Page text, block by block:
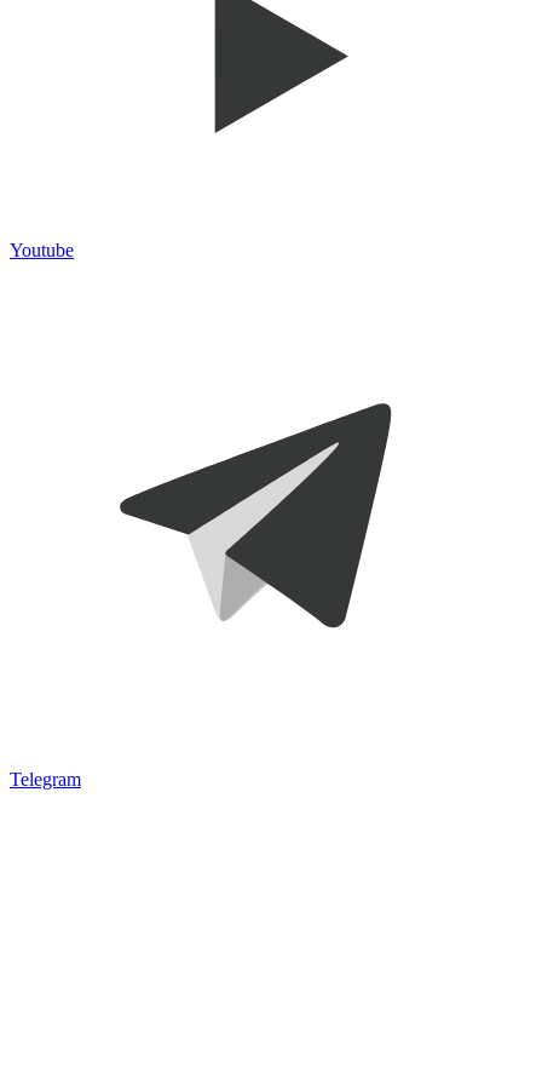
Youtube
Telegram